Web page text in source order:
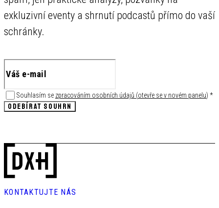
exkluzivní eventy a shrnutí podcastů přímo do vaší
schránky.
Souhlasím se zpracováním osobních údajů (otevře se v novém panelu) *
ODEBÍRAT SOUHRN
KONTAKTUJTE NÁS